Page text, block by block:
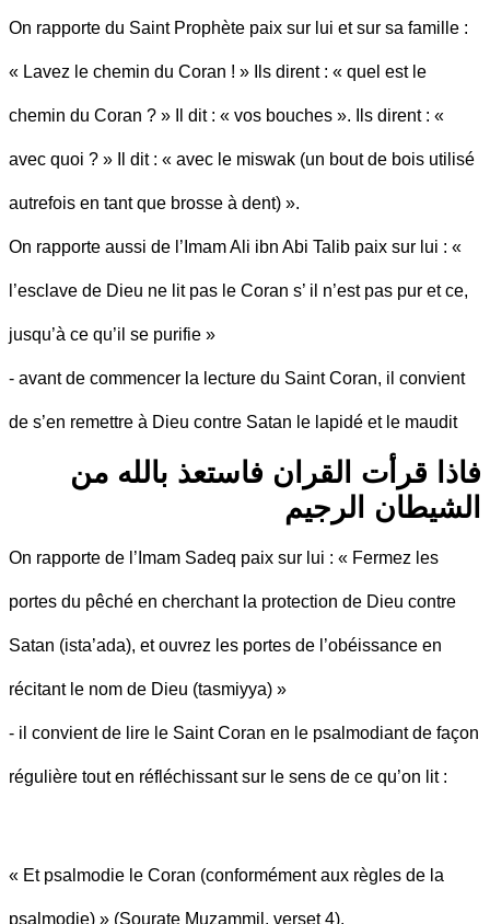
On rapporte du Saint Prophète paix sur lui et sur sa famille :
« Lavez le chemin du Coran ! » Ils dirent : « quel est le
chemin du Coran ? » Il dit : « vos bouches ». Ils dirent : «
avec quoi ? » Il dit : « avec le miswak (un bout de bois utilisé
autrefois en tant que brosse à dent) ».
On rapporte aussi de l’Imam Ali ibn Abi Talib paix sur lui : «
l’esclave de Dieu ne lit pas le Coran s’ il n’est pas pur et ce,
jusqu’à ce qu’il se purifie »
- avant de commencer la lecture du Saint Coran, il convient
de s’en remettre à Dieu contre Satan le lapidé et le maudit
فاذا قرأت القران فاستعذ بالله من
الشيطان الرجيم
On rapporte de l’Imam Sadeq paix sur lui : « Fermez les
portes du pêché en cherchant la protection de Dieu contre
Satan (ista’ada), et ouvrez les portes de l’obéissance en
récitant le nom de Dieu (tasmiyya) »
- il convient de lire le Saint Coran en le psalmodiant de façon
régulière tout en réfléchissant sur le sens de ce qu’on lit :
« Et psalmodie le Coran (conformément aux règles de la
psalmodie) » (Sourate Muzammil, verset 4).